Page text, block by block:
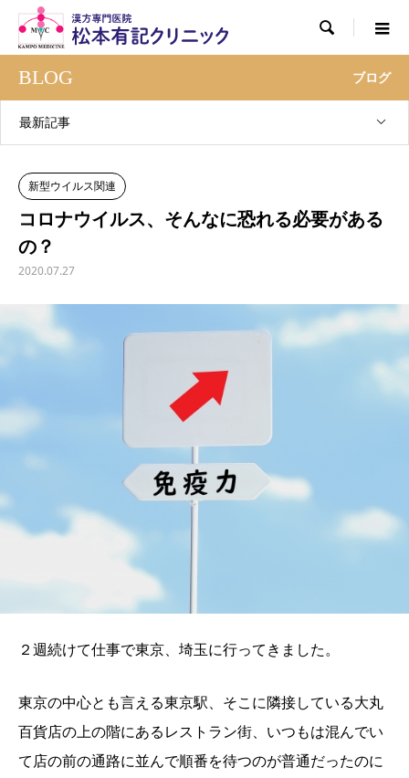

BLOG ブログ
最新記事
新型ウイルス関連
コロナウイルス、そんなに恐れる必要がある
の？
2020.07.27
２週続けて仕事で東京、埼玉に行ってきました。
東京の中心とも言える東京駅、そこに隣接している大丸
百貨店の上の階にあるレストラン街、いつもは混んでい
て店の前の通路に並んで順番を待つのが普通だったのに